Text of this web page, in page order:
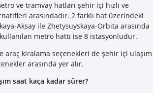
ve tramvay hatları şehir içi hızlı ve
arasındadır. 2 farklı hat üzerindeki
Aksay ile Zhetysuyskaya-Orbita arasında
metro hattı ise 8 istasyonludur.
araç kiralama seçenekleri de şehir içi ulaşım
arasında yer alır.
saat kaça kadar sürer?